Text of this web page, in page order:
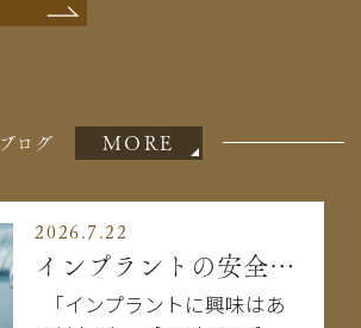
ブログ MORE
2026.7.22
インプラントの安全性は大丈夫？失敗を防ぐために知るべきこと
「インプラントに興味はあ